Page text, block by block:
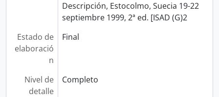
Descripción, Estocolmo, Suecia 19-22
septiembre 1999, 2ª ed. [ISAD (G)2
Estado de
elaboració
n
Final
Nivel de
detalle
Completo